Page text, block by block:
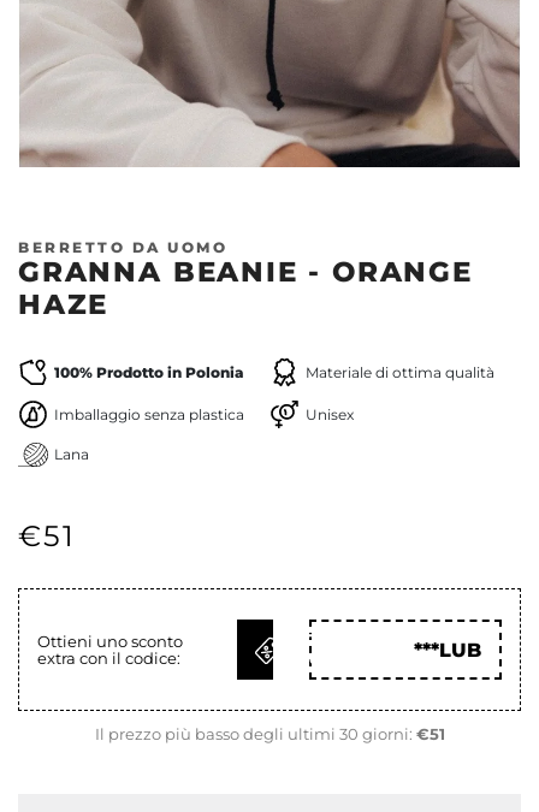
BERRETTO DA UOMO
GRANNA BEANIE - ORANGE
HAZE
100% Prodotto in Polonia Materiale di ottima qualità
Imballaggio senza plastica Unisex
Lana
€51
Ottieni uno sconto
extra con il codice:
OTTIENI
COD
***LUB
Il prezzo più basso degli ultimi 30 giorni: €51